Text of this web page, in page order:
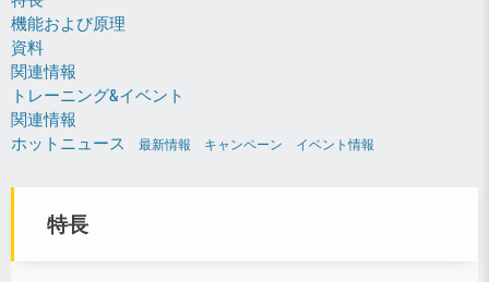
機能および原理
資料
関連情報
トレーニング&イベント
関連情報
ホットニュース
最新情報 キャンペーン イベント情報
特長